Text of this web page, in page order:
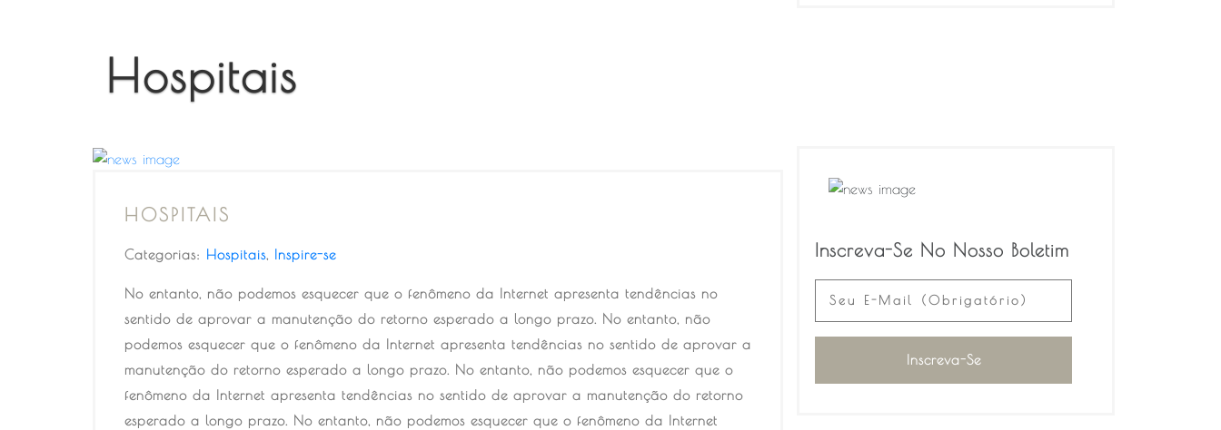
Hospitais
HOSPITAIS
Categorias: Hospitais, Inspire-se
No entanto, não podemos esquecer que o fenômeno da Internet apresenta tendências no
sentido de aprovar a manutenção do retorno esperado a longo prazo. No entanto, não
podemos esquecer que o fenômeno da Internet apresenta tendências no sentido de aprovar a
manutenção do retorno esperado a longo prazo. No entanto, não podemos esquecer que o
fenômeno da Internet apresenta tendências no sentido de aprovar a manutenção do retorno
esperado a longo prazo. No entanto, não podemos esquecer que o fenômeno da Internet
Inscreva-Se No Nosso Boletim